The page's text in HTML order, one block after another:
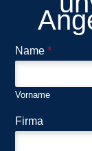
Name*
Vorname
Firma